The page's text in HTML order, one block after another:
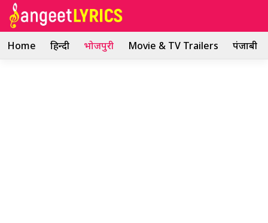
Skip
Home हिन्दी भोजपुरी Movie & TV Trailers पंजाबी